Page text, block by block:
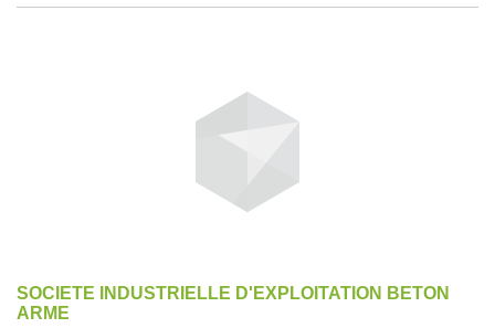
SOCIETE INDUSTRIELLE D'EXPLOITATION BETON
ARME